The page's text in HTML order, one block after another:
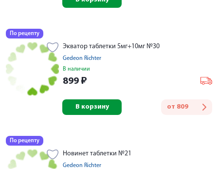
По рецепту
Экватор таблетки 5мг+10мг №30
Gedeon Richter
В наличии
899 ₽
от 809
В корзину
По рецепту
Новинет таблетки №21
Gedeon Richter